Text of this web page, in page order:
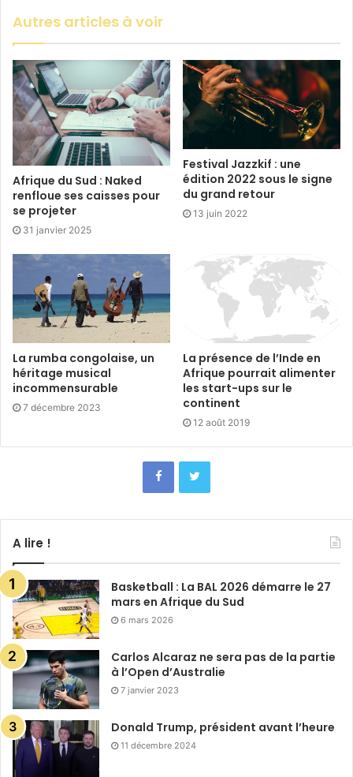
Autres articles à voir
Afrique du Sud : Naked
renfloue ses caisses pour
se projeter
31 janvier 2025
Festival Jazzkif : une
édition 2022 sous le signe
du grand retour
13 juin 2022
La rumba congolaise, un
héritage musical
incommensurable
7 décembre 2023
La présence de l’Inde en
Afrique pourrait alimenter
les start-ups sur le
continent
12 août 2019
A lire !
Basketball : La BAL 2026 démarre le 27
mars en Afrique du Sud
6 mars 2026
Carlos Alcaraz ne sera pas de la partie
à l’Open d’Australie
7 janvier 2023
Donald Trump, président avant l’heure
11 décembre 2024